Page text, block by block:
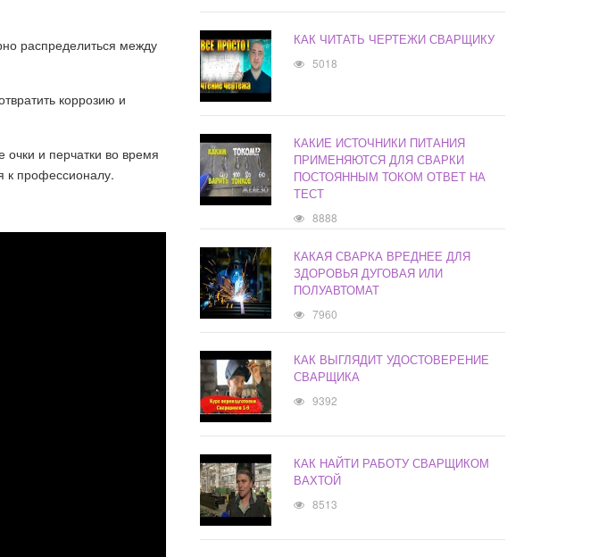
распределиться между
коррозию и
и перчатки во время
к профессионалу.
КАК ЧИТАТЬ ЧЕРТЕЖИ СВАРЩИКУ
5018
КАКИЕ ИСТОЧНИКИ ПИТАНИЯ
ПРИМЕНЯЮТСЯ ДЛЯ СВАРКИ
ПОСТОЯННЫМ ТОКОМ ОТВЕТ НА
ТЕСТ
8888
КАКАЯ СВАРКА ВРЕДНЕЕ ДЛЯ
ЗДОРОВЬЯ ДУГОВАЯ ИЛИ
ПОЛУАВТОМАТ
7960
КАК ВЫГЛЯДИТ УДОСТОВЕРЕНИЕ
СВАРЩИКА
9392
КАК НАЙТИ РАБОТУ СВАРЩИКОМ
ВАХТОЙ
8513